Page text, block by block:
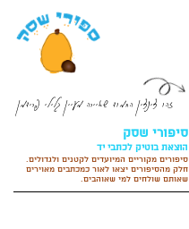
זהו צינצין החמוד שאיירה מעיין גלילי פרידמן
סיפורי שסק
הוצאת בוטיק לכתבי יד
סיפורים מקוריים המיועדים לקטנים ולגדולים.
חלק מהסיפורים יצאו לאור כמכתבים מאוירים
שאותם שולחים למי שאוהבים.